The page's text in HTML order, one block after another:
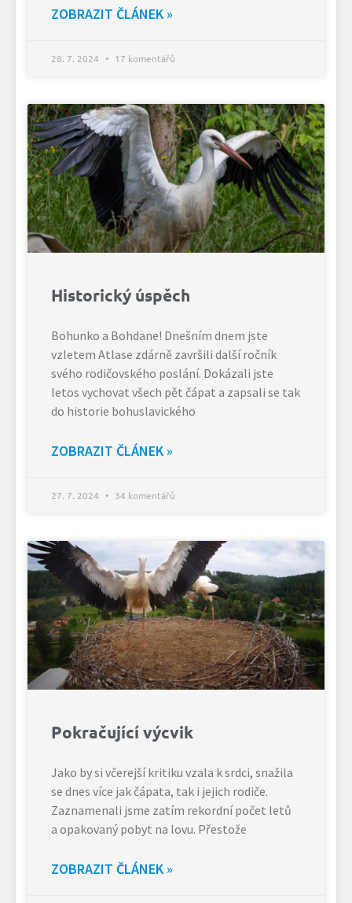
ZOBRAZIT ČLÁNEK »
28. 7. 2024 17 komentářů
Historický úspěch
Bohunko a Bohdane! Dnešním dnem jste
vzletem Atlase zdárně završili další ročník
svého rodičovského poslání. Dokázali jste
letos vychovat všech pět čápat a zapsali se tak
do historie bohuslavického
ZOBRAZIT ČLÁNEK »
27. 7. 2024 34 komentářů
Pokračující výcvik
Jako by si včerejší kritiku vzala k srdci, snažila
se dnes více jak čápata, tak i jejich rodiče.
Zaznamenali jsme zatím rekordní počet letů
a opakovaný pobyt na lovu. Přestože
ZOBRAZIT ČLÁNEK »